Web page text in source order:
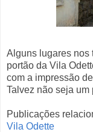
Alguns lugares nos
portão da Vila
com a impressão
Talvez não seja um
Publicações
Vila Odette